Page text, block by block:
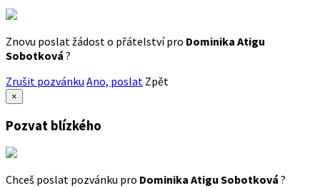
Znovu poslat žádost o přátelství pro Dominika Atigu
Sobotková ?
Zrušit pozvánku Ano, poslat Zpět
×
Pozvat blízkého
Chceš poslat pozvánku pro Dominika Atigu Sobotková ?